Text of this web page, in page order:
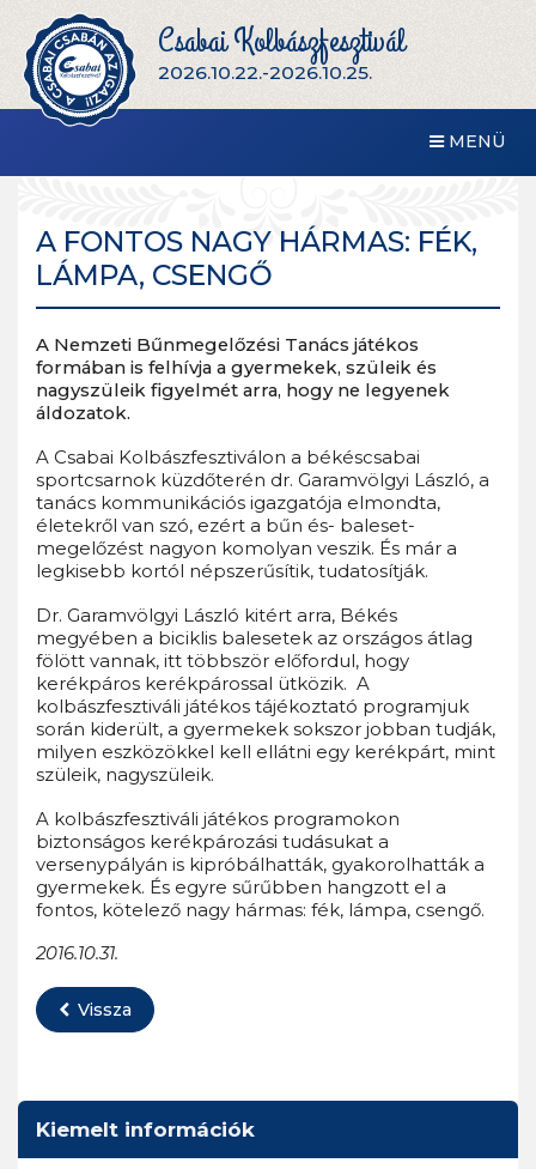
Csabai Kolbászfesztivál
2026.10.22.-2026.10.25.
MENÜ
A FONTOS NAGY HÁRMAS: FÉK,
LÁMPA, CSENGŐ
A Nemzeti Bűnmegelőzési Tanács játékos
formában is felhívja a gyermekek, szüleik és
nagyszüleik figyelmét arra, hogy ne legyenek
áldozatok.
A Csabai Kolbászfesztiválon a békéscsabai
sportcsarnok küzdőterén dr. Garamvölgyi László, a
tanács kommunikációs igazgatója elmondta,
életekről van szó, ezért a bűn és- baleset-
megelőzést nagyon komolyan veszik. És már a
legkisebb kortól népszerűsítik, tudatosítják.
Dr. Garamvölgyi László kitért arra, Békés
megyében a biciklis balesetek az országos átlag
fölött vannak, itt többször előfordul, hogy
kerékpáros kerékpárossal ütközik. A
kolbászfesztiváli játékos tájékoztató programjuk
során kiderült, a gyermekek sokszor jobban tudják,
milyen eszközökkel kell ellátni egy kerékpárt, mint
szüleik, nagyszüleik.
A kolbászfesztiváli játékos programokon
biztonságos kerékpározási tudásukat a
versenypályán is kipróbálhatták, gyakorolhatták a
gyermekek. És egyre sűrűbben hangzott el a
fontos, kötelező nagy hármas: fék, lámpa, csengő.
2016.10.31.
Vissza
Kiemelt információk